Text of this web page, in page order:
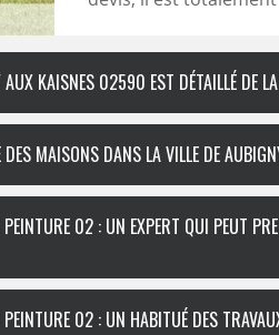
AUX KAISNES 02590 EST DÉTAILLÉ DE
DES MAISONS DANS LA VILLE DE
02 : UN EXPERT QUI PEUT
02 : UN HABITUÉ DES